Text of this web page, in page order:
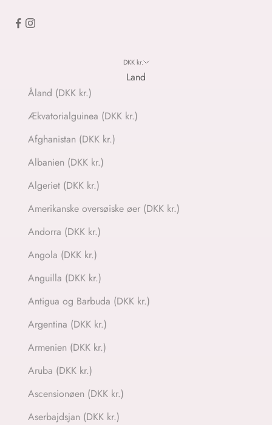
DKK kr.
Land
Åland (DKK kr.)
Ækvatorialguinea (DKK kr.)
Afghanistan (DKK kr.)
Albanien (DKK kr.)
Algeriet (DKK kr.)
Amerikanske oversøiske øer (DKK kr.)
Andorra (DKK kr.)
Angola (DKK kr.)
Anguilla (DKK kr.)
Antigua og Barbuda (DKK kr.)
Argentina (DKK kr.)
Armenien (DKK kr.)
Aruba (DKK kr.)
Ascensionøen (DKK kr.)
Aserbajdsjan (DKK kr.)